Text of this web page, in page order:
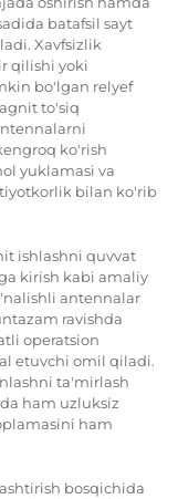
batafsil sayt
Xavfsizlik
qilishi yoki
bo'lgan relyef
to'siq
ko'rish
yuklamasi va
bilan ko'rib
ishlashni quvvat
kirish kabi amaliy
antennalar
ravishda
operatsion
etuvchi omil qiladi.
ta'mirlash
ham uzluksiz
ham
bosqichida